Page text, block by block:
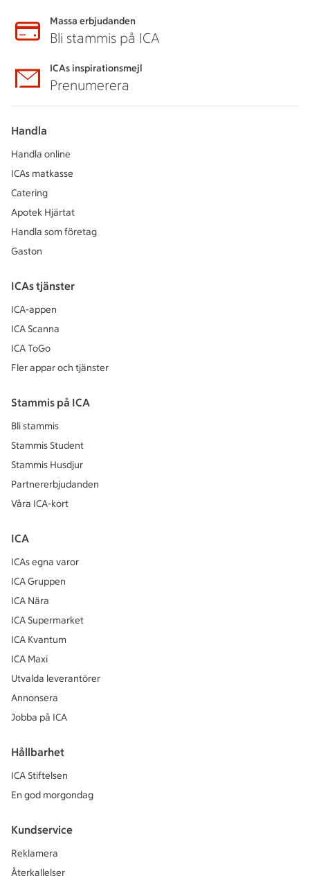
Massa erbjudanden
Bli stammis på ICA
ICAs inspirationsmejl
Prenumerera
Handla
Handla online
ICAs matkasse
Catering
Apotek Hjärtat
Handla som företag
Gaston
ICAs tjänster
ICA-appen
ICA Scanna
ICA ToGo
Fler appar och tjänster
Stammis på ICA
Bli stammis
Stammis Student
Stammis Husdjur
Partnererbjudanden
Våra ICA-kort
ICA
ICAs egna varor
ICA Gruppen
ICA Nära
ICA Supermarket
ICA Kvantum
ICA Maxi
Utvalda leverantörer
Annonsera
Jobba på ICA
Hållbarhet
ICA Stiftelsen
En god morgondag
Kundservice
Reklamera
Återkallelser